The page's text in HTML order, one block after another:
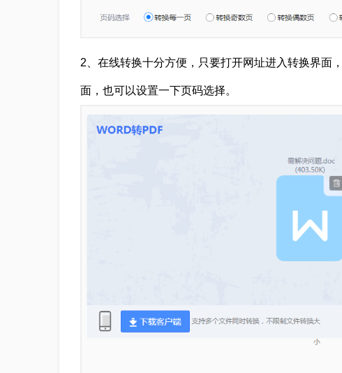
2、在线转换十分方便，只要打开网址进入转换界面
面，也可以设置一下页码选择。